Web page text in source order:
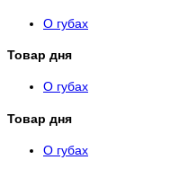
О губах
Товар дня
О губах
Товар дня
О губах